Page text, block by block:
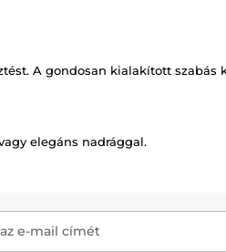
A gondosan kialakított szabás
elegáns nadrággal.
e-mail címét